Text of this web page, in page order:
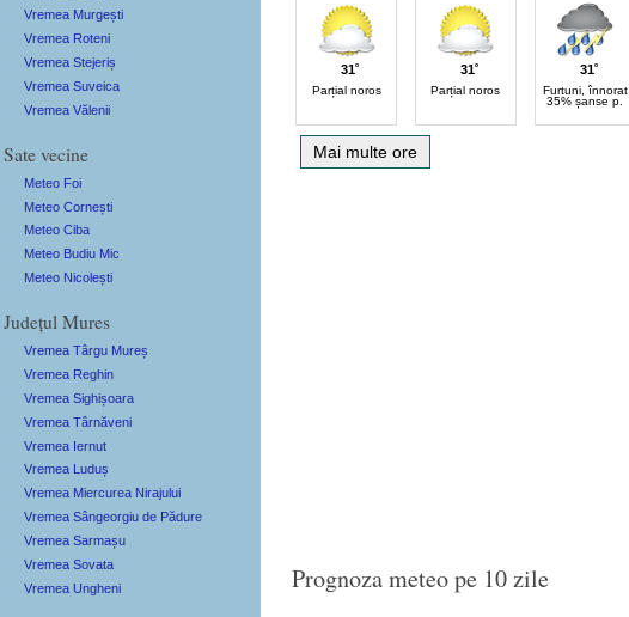
31˚
Parțial noros
31˚
Parțial noros
31˚
Furtuni, înnorat
35% șanse p.
Mai multe ore
Prognoza meteo pe 10 zile
Vremea Murgești
Vremea Roteni
Vremea Stejeriș
Vremea Suveica
Vremea Vălenii
Sate vecine
Meteo Foi
Meteo Cornești
Meteo Ciba
Meteo Budiu Mic
Meteo Nicolești
Județul Mures
Vremea Târgu Mureș
Vremea Reghin
Vremea Sighișoara
Vremea Târnăveni
Vremea Iernut
Vremea Luduș
Vremea Miercurea Nirajului
Vremea Sângeorgiu de Pădure
Vremea Sarmașu
Vremea Sovata
Vremea Ungheni